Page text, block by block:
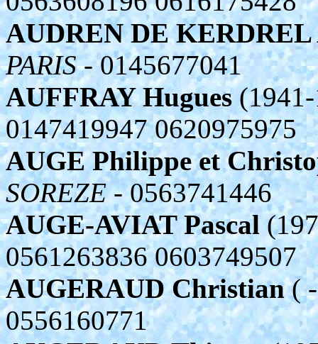
AUDREN DE
PARIS- 0145677041
AUFFRAY Hugues
0147419947 0620975975
AUGE Philippe et
SOREZE- 0563741446
AUGE-AVIAT Pascal
0561263836 0603749507
AUGERAUD Christian(
0556160771